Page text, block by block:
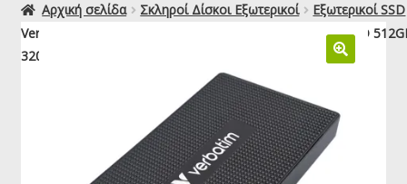
Αρχική σελίδα Σκληροί Δίσκοι Εξωτερικοί
Εξωτερικοί SSD
Verbatim Metal Mini USB 3.2 Gen 2 Εξωτερικός Δίσκος SSD
32030